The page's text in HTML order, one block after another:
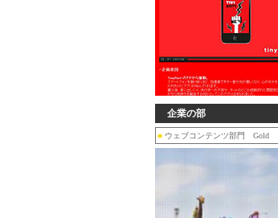
企業の部
■ ウェブコンテンツ部門 Gold